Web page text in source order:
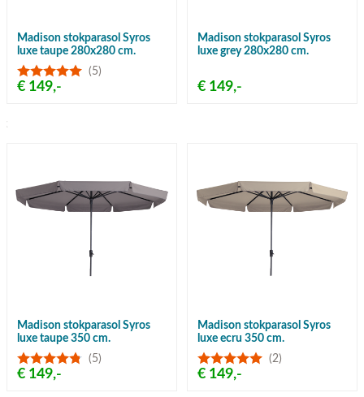
Madison stokparasol Syros
luxe taupe 280x280 cm.
(5)
€ 149,-
Madison stokparasol Syros
luxe grey 280x280 cm.
€ 149,-
Madison stokparasol Syros
luxe taupe 350 cm.
(5)
€ 149,-
Madison stokparasol Syros
luxe ecru 350 cm.
(2)
€ 149,-